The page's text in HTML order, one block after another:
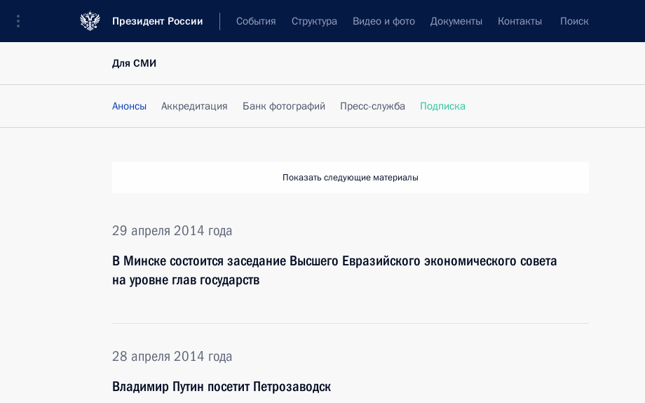
Президент России События Структура Видео и фото Документы Контакты Поиск
Для СМИ
Анонсы Аккредитация Банк фотографий Пресс-служба Подписка
Показать следующие материалы
29 апреля 2014 года
В Минске состоится заседание Высшего Евразийского экономического совета
на уровне глав государств
28 апреля 2014 года
Владимир Путин посетит Петрозаводск